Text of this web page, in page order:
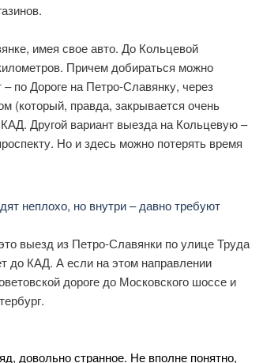
имея свое авто. До Кольцевой
Причем добираться можно
по Дороге на Петро-Славянку, через
(который, правда, закрывается очень
Другой вариант выезда на Кольцевую –
Но и здесь можно потерять время
выезд из Петро-Славянки по улице Труда
до КАД. А если на этом направлении
дороге до Московского шоссе и
довольно странное. Не вполне понятно,